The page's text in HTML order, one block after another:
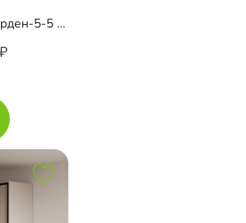
Шкаф-купе угловой Борден-5-5 1100